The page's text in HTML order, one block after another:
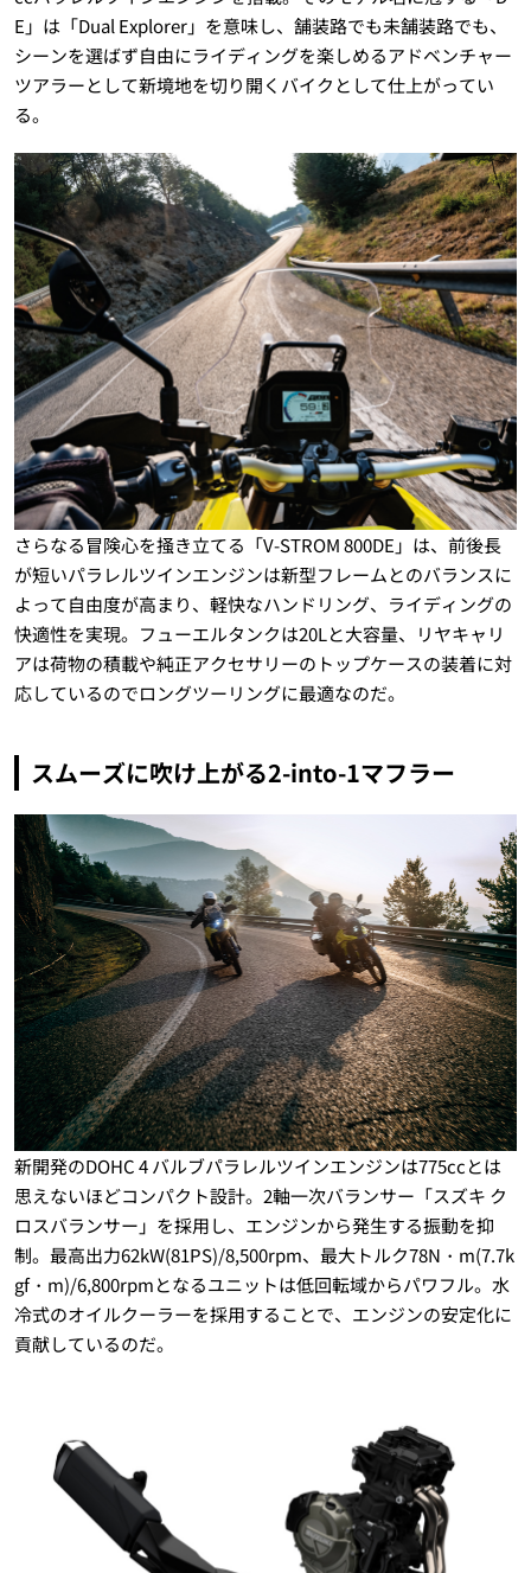
E」は「Dual Explorer」を意味し、舗装路でも未舗装路でも、
シーンを選ばず自由にライディングを楽しめるアドベンチャー
ツアラーとして新境地を切り開くバイクとして仕上がってい
る。
さらなる冒険心を掻き立てる「V-STROM 800DE」は、前後長
が短いパラレルツインエンジンは新型フレームとのバランスに
よって自由度が高まり、軽快なハンドリング、ライディングの
快適性を実現。フューエルタンクは20Lと大容量、リヤキャリ
アは荷物の積載や純正アクセサリーのトップケースの装着に対
応しているのでロングツーリングに最適なのだ。
スムーズに吹け上がる2-into-1マフラー
新開発のDOHC 4 バルブパラレルツインエンジンは775ccとは
思えないほどコンパクト設計。2軸一次バランサー「スズキ ク
ロスバランサー」を採用し、エンジンから発生する振動を抑
制。最高出力62kW(81PS)/8,500rpm、最大トルク78N・m(7.7k
gf・m)/6,800rpmとなるユニットは低回転域からパワフル。水
冷式のオイルクーラーを採用することで、エンジンの安定化に
貢献しているのだ。